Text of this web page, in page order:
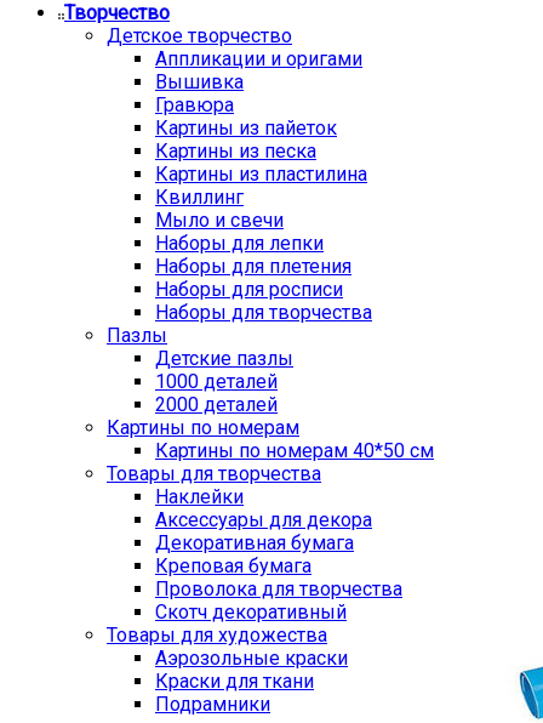
Творчество
Детское творчество
Аппликации и оригами
Вышивка
Гравюра
Картины из пайеток
Картины из песка
Картины из пластилина
Квиллинг
Мыло и свечи
Наборы для лепки
Наборы для плетения
Наборы для росписи
Наборы для творчества
Пазлы
Детские пазлы
1000 деталей
2000 деталей
Картины по номерам
Картины по номерам 40*50 см
Товары для творчества
Наклейки
Аксессуары для декора
Декоративная бумага
Креповая бумага
Проволока для творчества
Скотч декоративный
Товары для художества
Аэрозольные краски
Краски для ткани
Подрамники